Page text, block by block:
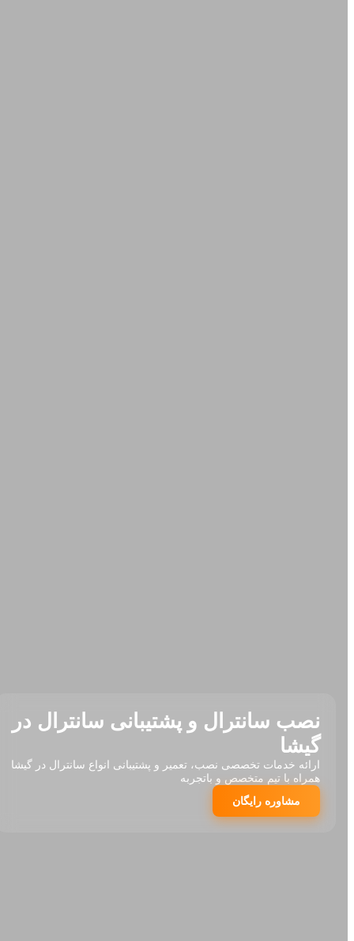
نصب سانترال و پشتیبانی سانترال در
گیشا
ارائه خدمات تخصصی نصب، تعمیر و پشتیبانی انواع سانترال در گیشا
همراه با تیم متخصص و باتجربه
مشاوره رایگان